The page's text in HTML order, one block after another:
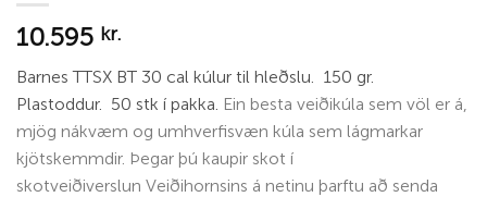
10.595 kr.
Barnes TTSX BT 30 cal kúlur til hleðslu. 150 gr.
Plastoddur. 50 stk í pakka. Ein besta veiðikúla sem völ er á,
mjög nákvæm og umhverfisvæn kúla sem lágmarkar
kjötskemmdir. Þegar þú kaupir skot í
skotveiðiverslun Veiðihornsins á netinu þarftu að senda